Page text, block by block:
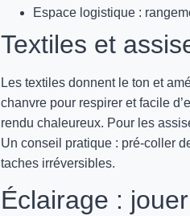
Espace logistique :
Textiles et
Les textiles donnent le ton et
chanvre pour respirer et facile
rendu chaleureux. Pour les
Un conseil pratique : pré-coller
taches irréversibles.
Éclairage :